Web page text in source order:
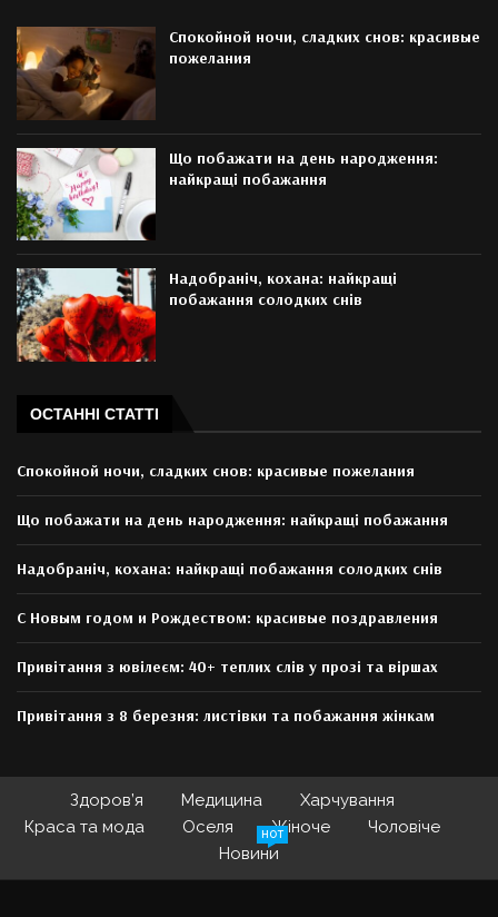
Спокойной ночи, сладких снов: красивые
пожелания
Що побажати на день народження:
найкращі побажання
Надобраніч, кохана: найкращі
побажання солодких снів
ОСТАННІ СТАТТІ
Спокойной ночи, сладких снов: красивые пожелания
Що побажати на день народження: найкращі побажання
Надобраніч, кохана: найкращі побажання солодких снів
С Новым годом и Рождеством: красивые поздравления
Привітання з ювілеєм: 40+ теплих слів у прозі та віршах
Привітання з 8 березня: листівки та побажання жінкам
Здоров’я Медицина
Харчування
Краса та мода
Оселя Жіноче
Чоловіче
Новини
HOT